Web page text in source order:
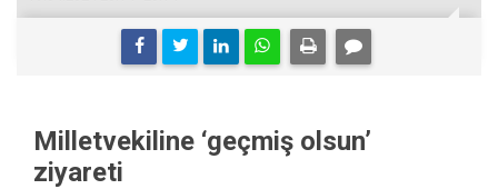
Milletvekiline ‘geçmiş olsun’
ziyareti